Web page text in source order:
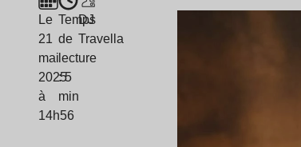
Le
21
mai
2025
à
14h56
Temps
de
lecture
: 5
min
DJ
Travella